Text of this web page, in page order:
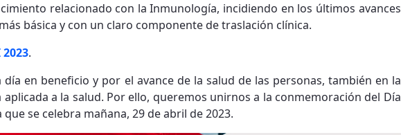
relacionado con la Inmunología, incidiendo en los últimos avances
básica y con un claro componente de traslación clínica.
2023.
en beneficio y por el avance de la salud de las personas, también en la
a la salud. Por ello, queremos unirnos a la conmemoración del Día
se celebra mañana, 29 de abril de 2023.